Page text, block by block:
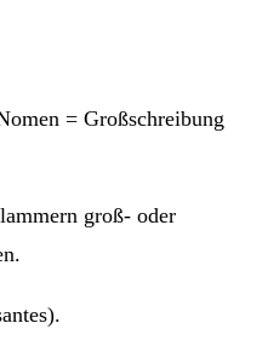
= Großschreibung
groß- oder